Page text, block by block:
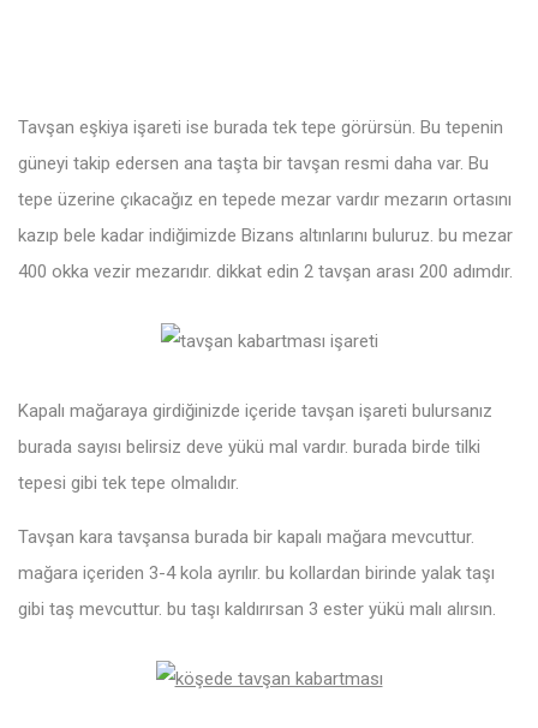
Tavşan eşkiya işareti ise burada tek tepe görürsün. Bu tepenin
güneyi takip edersen ana taşta bir tavşan resmi daha var. Bu
tepe üzerine çıkacağız en tepede mezar vardır mezarın ortasını
kazıp bele kadar indiğimizde Bizans altınlarını buluruz. bu mezar
400 okka vezir mezarıdır. dikkat edin 2 tavşan arası 200 adımdır.
Kapalı mağaraya girdiğinizde içeride tavşan işareti bulursanız
burada sayısı belirsiz deve yükü mal vardır. burada birde tilki
tepesi gibi tek tepe olmalıdır.
Tavşan kara tavşansa burada bir kapalı mağara mevcuttur.
mağara içeriden 3-4 kola ayrılır. bu kollardan birinde yalak taşı
gibi taş mevcuttur. bu taşı kaldırırsan 3 ester yükü malı alırsın.